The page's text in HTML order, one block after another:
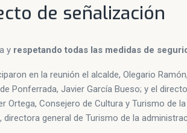
de señalización
y respetando todas las medidas de
en la reunión el alcalde, Olegario
Ponferrada, Javier García Bueso; y el
Ortega, Consejero de Cultura y Turismo de
directora general de Turismo de la